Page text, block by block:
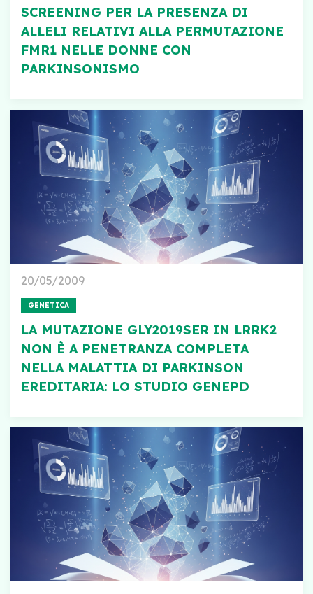
SCREENING PER LA PRESENZA DI
ALLELI RELATIVI ALLA PERMUTAZIONE
FMR1 NELLE DONNE CON
PARKINSONISMO
20/05/2009
GENETICA
LA MUTAZIONE GLY2019SER IN LRRK2
NON È A PENETRANZA COMPLETA
NELLA MALATTIA DI PARKINSON
EREDITARIA: LO STUDIO GENEPD